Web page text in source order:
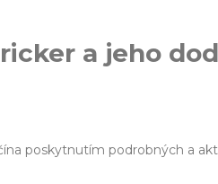
a jeho
poskytnutím podrobných a